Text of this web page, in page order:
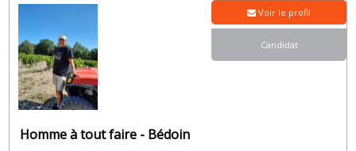
Homme à tout faire - Bédoin
Voir le profil
Candidat